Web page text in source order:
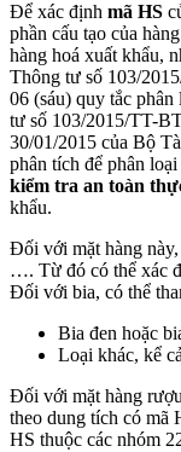
Để xác định mã HS
phần cấu tạo của
hàng hoá xuất khẩu,
Thông tư số 103/
06 (sáu) quy tắc
tư số 103/2015/TT-
30/01/2015 của Bộ
phân tích để phân
kiểm tra an toàn
khẩu.
Đối với mặt hàng
…. Từ đó có thể xác
Đối với bia, có thể
Bia đen hoặc
Loại khác, kể
Đối với mặt hàng
theo dung tích có mã
HS thuộc các nhóm